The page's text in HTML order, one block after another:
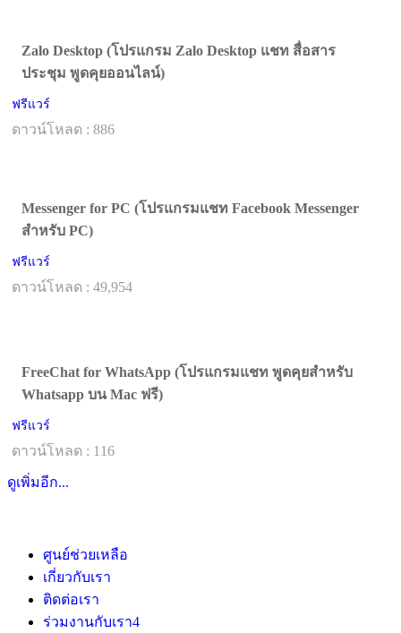
Zalo Desktop (โปรแกรม Zalo Desktop แชท สื่อสาร
ประชุม พูดคุยออนไลน์)
ฟรีแวร์
ดาวน์โหลด : 886
Messenger for PC (โปรแกรมแชท Facebook Messenger
สำหรับ PC)
ฟรีแวร์
ดาวน์โหลด : 49,954
FreeChat for WhatsApp (โปรแกรมแชท พูดคุยสำหรับ
Whatsapp บน Mac ฟรี)
ฟรีแวร์
ดาวน์โหลด : 116
ดูเพิ่มอีก...
ศูนย์ช่วยเหลือ
เกี่ยวกับเรา
ติดต่อเรา
ร่วมงานกับเรา4